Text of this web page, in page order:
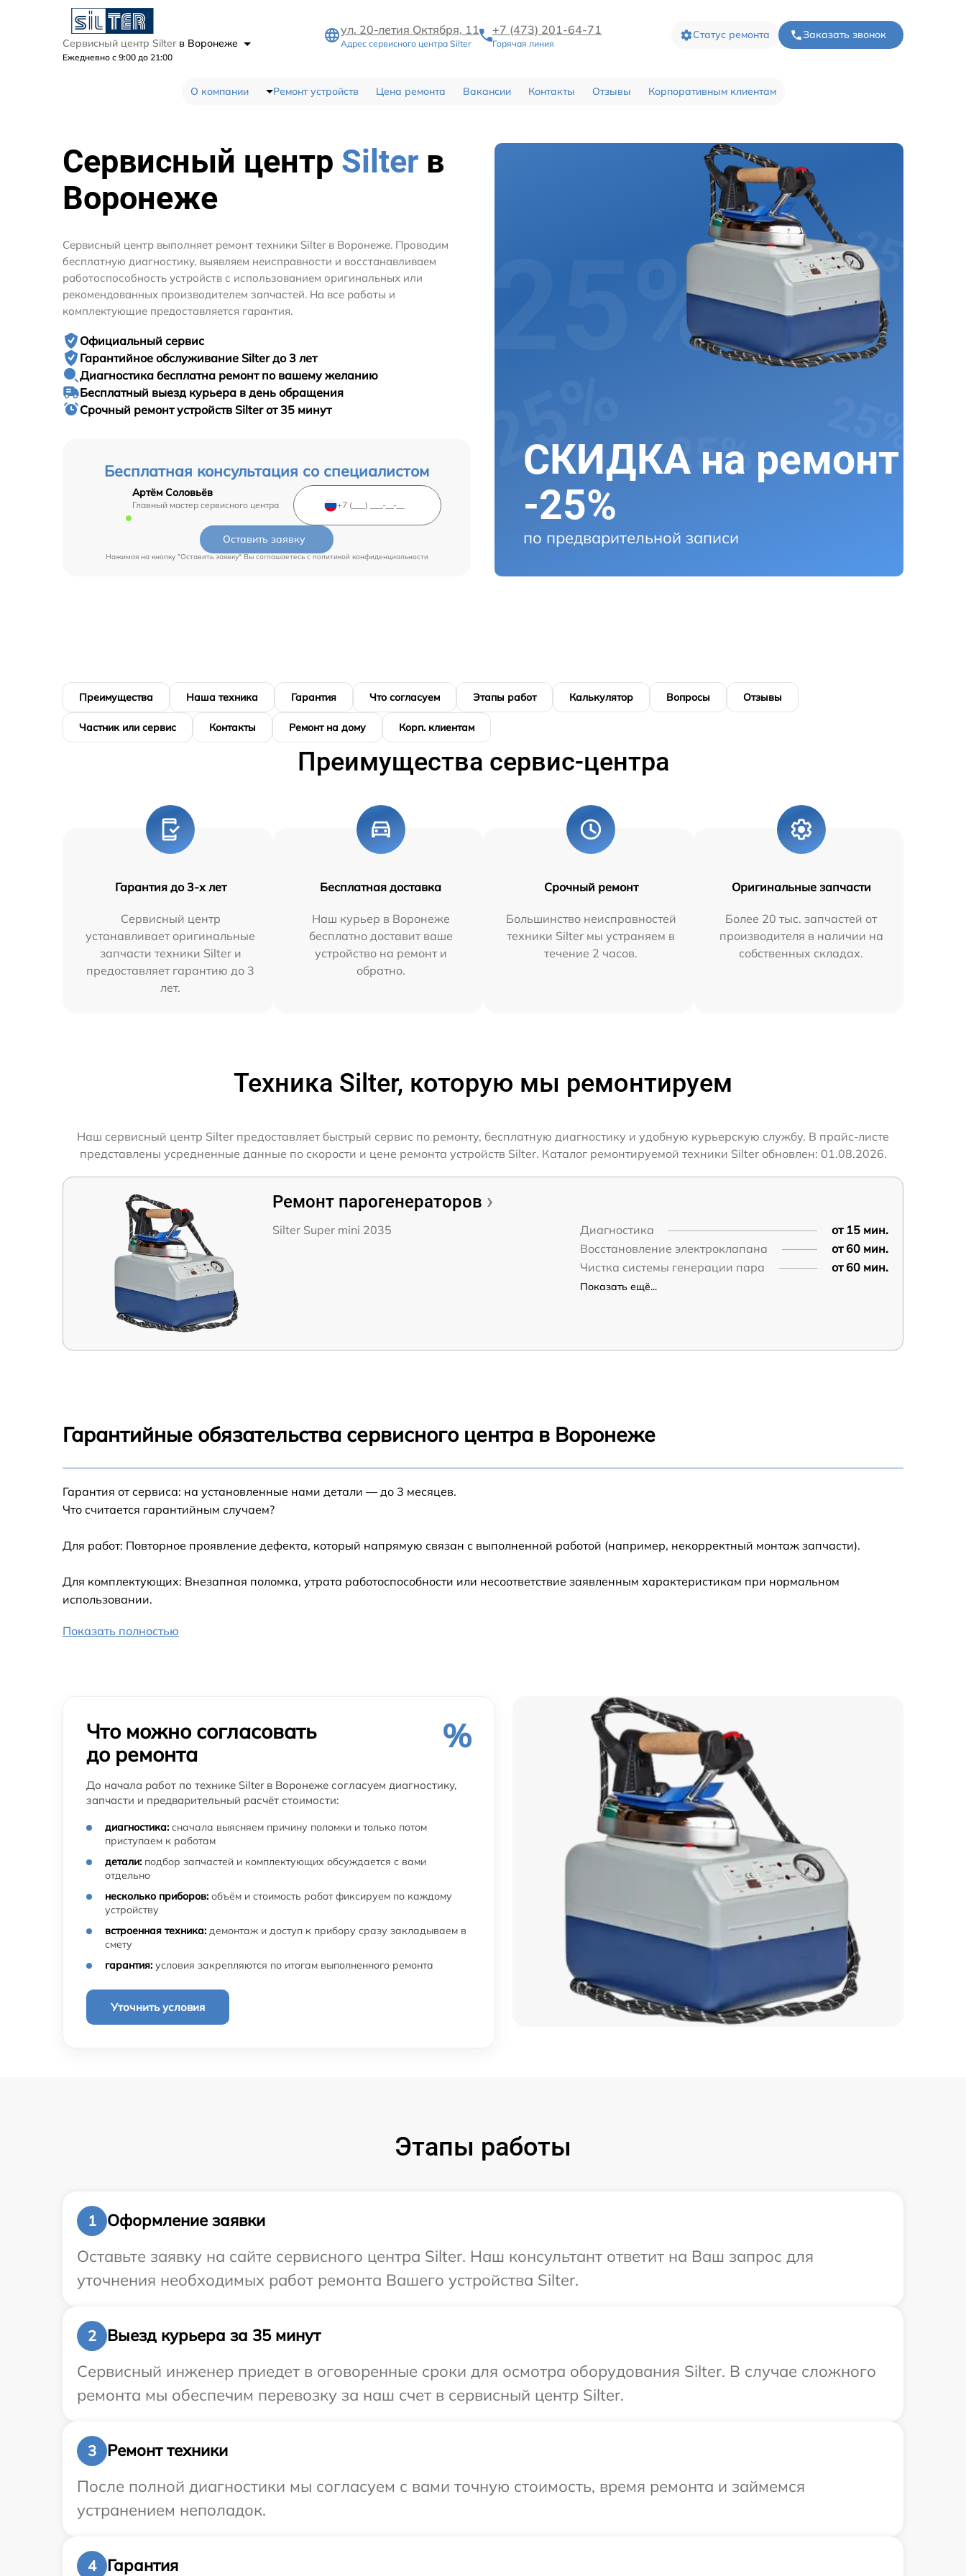
Сервисный центр Silter в Воронеже
Ежедневно с 9:00 до 21:00
ул. 20-летия Октября, 11
Адрес сервисного центра Silter
+7 (473) 201-64-71
Горячая линия
Статус ремонта Заказать звонок
О компании Ремонт устройств Цена ремонта Вакансии Контакты Отзывы Корпоративным клиентам
Сервисный центр Silter в
Воронеже
Бесплатная консультация со специалистом
Артём Соловьёв
Главный мастер сервисного центра
Оставить заявку
Нажимая на кнопку "Оставить заявку" Вы соглашаетесь cполитикой конфиденциальности
Сервисный центр выполняет ремонт техники Silter в Воронеже. Проводим
бесплатную диагностику, выявляем неисправности и восстанавливаем
работоспособность устройств с использованием оригинальных или
рекомендованных производителем запчастей. На все работы и
комплектующие предоставляется гарантия.
Официальный сервис
Гарантийное обслуживание Silter до 3 лет
Диагностика бесплатна ремонт по вашему желанию
Бесплатный выезд курьера в день обращения
Срочный ремонтустройств Silter от 35 минут
СКИДКА на ремонт
-25%
по предварительной записи
Преимущества Наша техника Гарантия Что согласуем Этапы работ Калькулятор Вопросы Отзывы
Частник или сервис Контакты Ремонт на дому Корп. клиентам
Преимущества сервис-центра
Гарантия до 3-х лет
Сервисный центр
устанавливает оригинальные
запчасти техники Silter и
предоставляет гарантию до 3
лет.
Бесплатная доставка
Наш курьер в Воронеже
бесплатно доставит ваше
устройство на ремонт и
обратно.
Срочный ремонт
Большинство неисправностей
техники Silter мы устраняем в
течение 2 часов.
Оригинальные запчасти
Более 20 тыс. запчастей от
производителя в наличии на
собственных складах.
Техника Silter, которую мы ремонтируем
Наш сервисный центр Silter предоставляет быстрый сервис по ремонту, бесплатную диагностику и удобную курьерскую службу. В прайс-листе
представлены усредненные данные по скорости и цене ремонта устройств Silter. Каталог ремонтируемой техники Silter обновлен: 01.08.2026.
Ремонт парогенераторов
Silter Super mini 2035 Диагностика
от 15 мин.
Восстановление электроклапана
от 60 мин.
Чистка системы генерации пара
от 60 мин.
Показать ещё...
Гарантийные обязательства сервисного центра в Воронеже
Гарантия от сервиса: на установленные нами детали — до 3 месяцев.
Что считается гарантийным случаем?
Для работ: Повторное проявление дефекта, который напрямую связан с выполненной работой (например, некорректный монтаж запчасти).
Для комплектующих: Внезапная поломка, утрата работоспособности или несоответствие заявленным характеристикам при нормальном
использовании.
Показать полностью
Что можно согласовать
до ремонта
%
До начала работ по технике Silter в Воронеже согласуем диагностику,
запчасти и предварительный расчёт стоимости:
диагностика: сначала выясняем причину поломки и только потом
приступаем к работам
детали: подбор запчастей и комплектующих обсуждается с вами
отдельно
несколько приборов: объём и стоимость работ фиксируем по каждому
устройству
встроенная техника: демонтаж и доступ к прибору сразу закладываем в
смету
гарантия: условия закрепляются по итогам выполненного ремонта
Уточнить условия
Этапы работы
1
Оформление заявки
Оставьте заявку на сайте сервисного центра Silter. Наш консультант ответит на Ваш запрос для
уточнения необходимых работ ремонта Вашего устройства Silter.
2
Выезд курьера за 35 минут
Сервисный инженер приедет в оговоренные сроки для осмотра оборудования Silter. В случае сложного
ремонта мы обеспечим перевозку за наш счет в сервисный центр Silter.
3
Ремонт техники
После полной диагностики мы согласуем с вами точную стоимость, время ремонта и займемся
устранением неполадок.
4 Гарантия